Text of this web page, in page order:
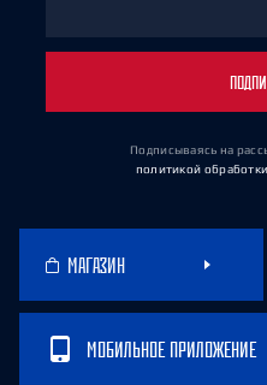
Подписываясь на
политикой
МАГАЗИН
МОБИЛЬНОЕ ПРИЛОЖЕНИЕ